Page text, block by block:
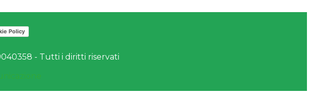
Policy
- Tutti i diritti riservati